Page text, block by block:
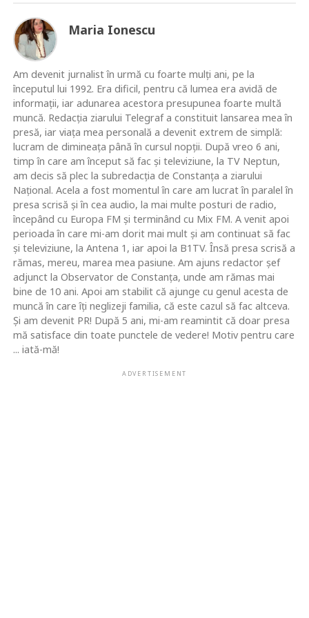
Maria Ionescu
Am devenit jurnalist în urmă cu foarte mulţi ani, pe la
începutul lui 1992. Era dificil, pentru că lumea era avidă de
informaţii, iar adunarea acestora presupunea foarte multă
muncă. Redacţia ziarului Telegraf a constituit lansarea mea în
presă, iar viaţa mea personală a devenit extrem de simplă:
lucram de dimineaţa până în cursul nopţii. După vreo 6 ani,
timp în care am început să fac şi televiziune, la TV Neptun,
am decis să plec la subredacţia de Constanţa a ziarului
Naţional. Acela a fost momentul în care am lucrat în paralel în
presa scrisă şi în cea audio, la mai multe posturi de radio,
începând cu Europa FM şi terminând cu Mix FM. A venit apoi
perioada în care mi-am dorit mai mult şi am continuat să fac
şi televiziune, la Antena 1, iar apoi la B1TV. Însă presa scrisă a
rămas, mereu, marea mea pasiune. Am ajuns redactor şef
adjunct la Observator de Constanţa, unde am rămas mai
bine de 10 ani. Apoi am stabilit că ajunge cu genul acesta de
muncă în care îţi neglizeji familia, că este cazul să fac altceva.
Şi am devenit PR! După 5 ani, mi-am reamintit că doar presa
mă satisface din toate punctele de vedere! Motiv pentru care
... iată-mă!
ADVERTISEMENT